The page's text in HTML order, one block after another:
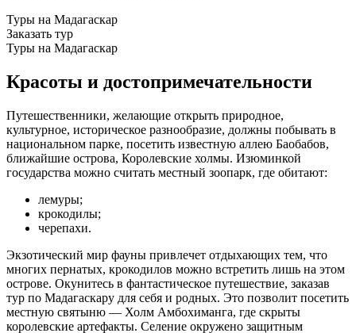
Туры на Мадагаскар
Заказать тур
Туры на Мадагаскар
Красоты и достопримечательности
Путешественники, желающие открыть природное,
культурное, историческое разнообразие, должны побывать в
национальном парке, посетить известную аллею Баобабов,
ближайшие острова, Королевские холмы. Изюминкой
государства можно считать местный зоопарк, где обитают:
лемуры;
крокодилы;
черепахи.
Экзотический мир фауны привлечет отдыхающих тем, что
многих пернатых, крокодилов можно встретить лишь на этом
острове. Окунитесь в фантастическое путешествие, заказав
тур по Мадагаскару для себя и родных. Это позволит посетить
местную святыню — Холм Амбохиманга, где скрыты
королевские артефакты. Селение окружено защитным